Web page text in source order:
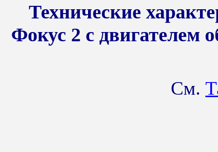
Технические
Фокус 2 с двигателем
См.